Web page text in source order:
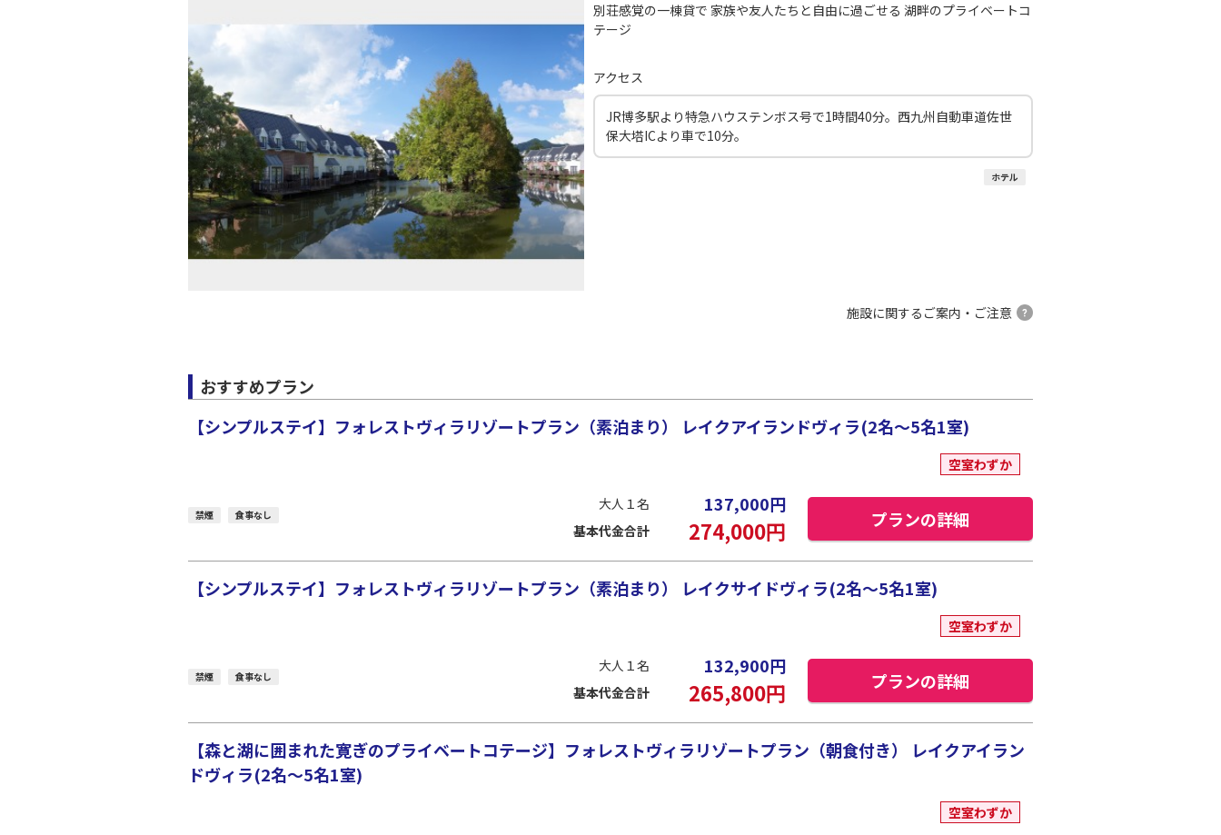
別荘感覚の一棟貸で 家族や友人たちと自由に過ごせる 湖畔のプライベートコ
テージ
アクセス
JR博多駅より特急ハウステンボス号で1時間40分。西九州自動車道佐世
保大塔ICより車で10分。
ホテル
施設に関するご案内・ご注意
おすすめプラン
【シンプルステイ】フォレストヴィラリゾートプラン（素泊まり） レイクアイランドヴィラ(2名～5名1室)
空室わずか
禁煙 食事なし
大人１名 137,000円
基本代金合計 274,000円 プランの詳細
【シンプルステイ】フォレストヴィラリゾートプラン（素泊まり） レイクサイドヴィラ(2名～5名1室)
空室わずか
禁煙 食事なし
大人１名 132,900円
基本代金合計 265,800円 プランの詳細
【森と湖に囲まれた寛ぎのプライベートコテージ】フォレストヴィラリゾートプラン（朝食付き） レイクアイラン
ドヴィラ(2名～5名1室)
空室わずか